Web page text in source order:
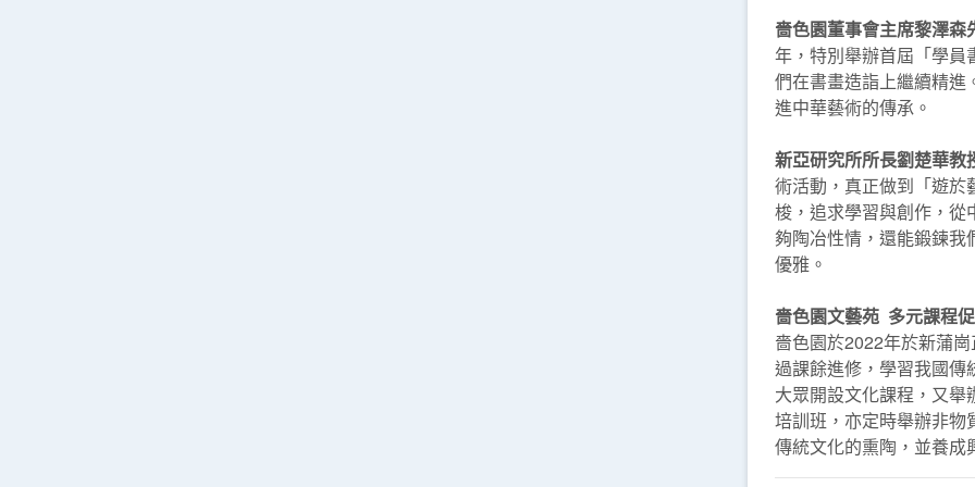
嗇色園董事會主席黎澤森
年，特別舉辦首屆「學員
們在書畫造詣上繼續精進
進中華藝術的傳承。
新亞研究所所長劉楚華教
術活動，真正做到「遊於
梭，追求學習與創作，從
夠陶冶性情，還能鍛鍊我
優雅。
嗇色園文藝苑 多元課程
嗇色園於2022年於新蒲
過課餘進修，學習我國傳
大眾開設文化課程，又
培訓班，亦定時舉辦非物
傳統文化的熏陶，並養成